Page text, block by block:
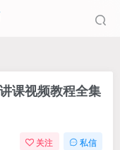
课视频教程全集
关注 私信